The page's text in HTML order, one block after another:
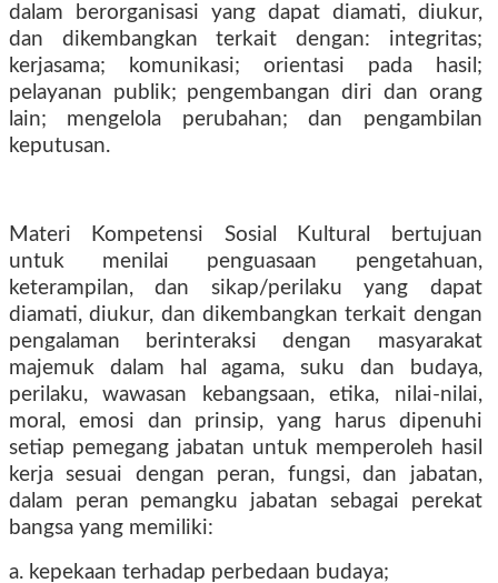
dalam berorganisasi yang dapat diamati, diukur,
dan dikembangkan terkait dengan: integritas;
kerjasama; komunikasi; orientasi pada hasil;
pelayanan publik; pengembangan diri dan orang
lain; mengelola perubahan; dan pengambilan
keputusan.
Materi Kompetensi Sosial Kultural bertujuan
untuk menilai penguasaan pengetahuan,
keterampilan, dan sikap/perilaku yang dapat
diamati, diukur, dan dikembangkan terkait dengan
pengalaman berinteraksi dengan masyarakat
majemuk dalam hal agama, suku dan budaya,
perilaku, wawasan kebangsaan, etika, nilai-nilai,
moral, emosi dan prinsip, yang harus dipenuhi
setiap pemegang jabatan untuk memperoleh hasil
kerja sesuai dengan peran, fungsi, dan jabatan,
dalam peran pemangku jabatan sebagai perekat
bangsa yang memiliki:
a. kepekaan terhadap perbedaan budaya;